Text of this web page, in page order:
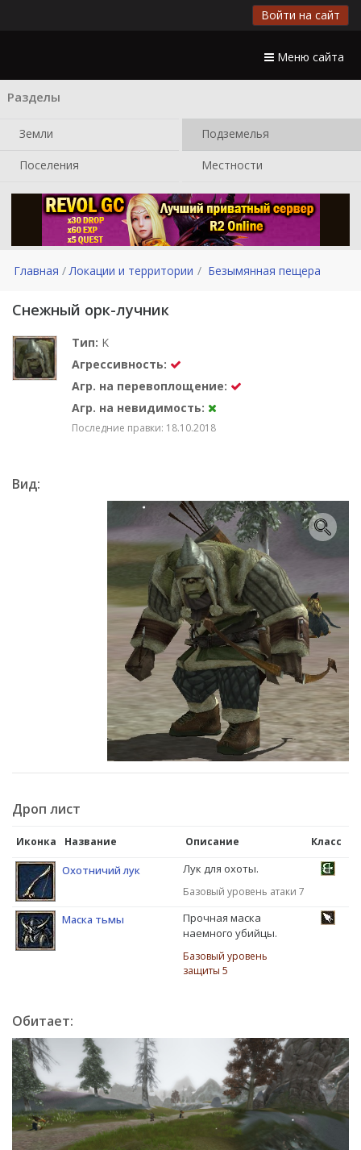
Войти на сайт
Меню сайта
Разделы
Земли Подземелья
Поселения Местности
Главная Локации и территории Безымянная пещера
Снежный орк-лучник
Тип: K
Агрессивность:
Агр. на перевоплощение:
Агр. на невидимость:
Последние правки: 18.10.2018
Вид:
Дроп лист
Иконка Название Описание Класс
Охотничий лук Лук для охоты.
Базовый уровень атаки 7
Маска тьмы
Прочная маска
наемного убийцы.
Базовый уровень
защиты 5
Обитает: